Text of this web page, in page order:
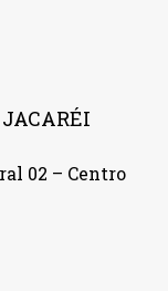
02 – Centro